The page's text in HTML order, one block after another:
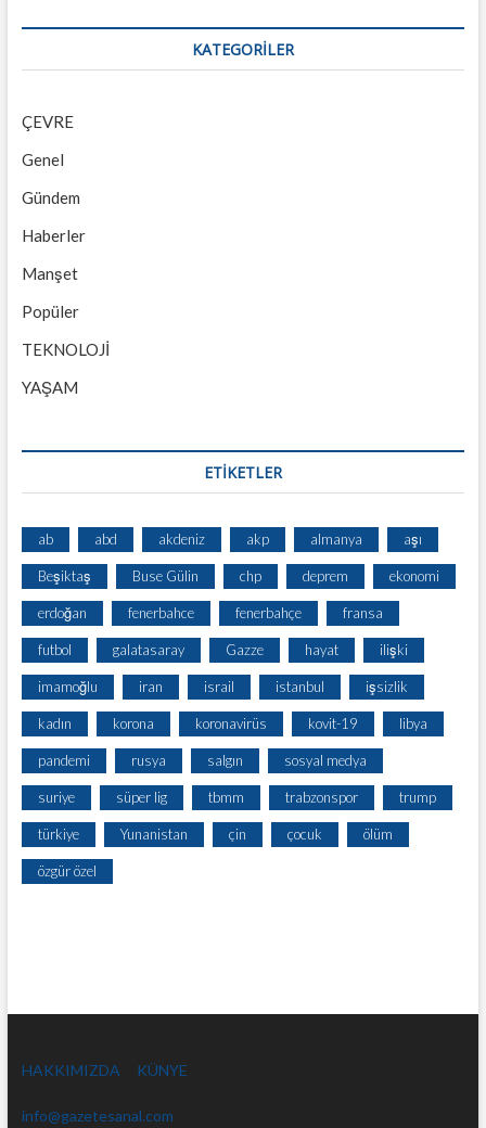
KATEGORILER
ÇEVRE
Genel
Gündem
Haberler
Manşet
Popüler
TEKNOLOJİ
YAŞAM
ETİKETLER
ab abd akdeniz akp almanya aşı
Beşiktaş Buse Gülin chp deprem ekonomi
erdoğan fenerbahce fenerbahçe fransa
futbol galatasaray Gazze hayat ilişki
imamoğlu iran israil istanbul işsizlik
kadın korona koronavirüs kovit-19 libya
pandemi rusya salgın sosyal medya
suriye süper lig tbmm trabzonspor trump
türkiye Yunanistan çin çocuk ölüm
özgür özel
HAKKIMIZDA KÜNYE
info@gazetesanal.com